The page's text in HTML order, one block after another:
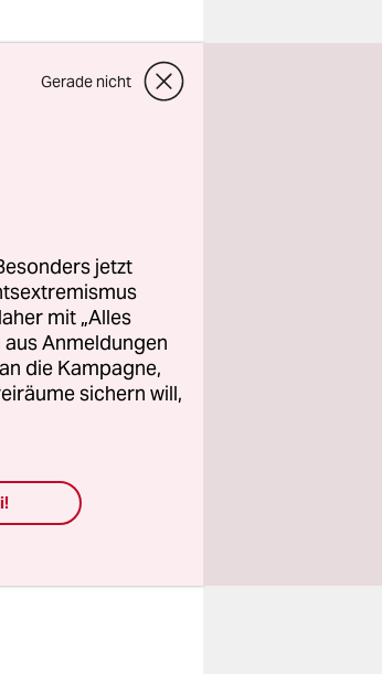
Gerade nicht
jetzt
mit „Alles
Anmeldungen
die Kampagne,
sichern will,